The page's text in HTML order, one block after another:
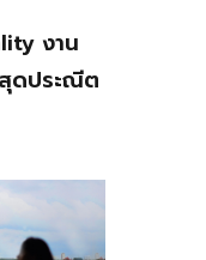
งาน
ดประณีต